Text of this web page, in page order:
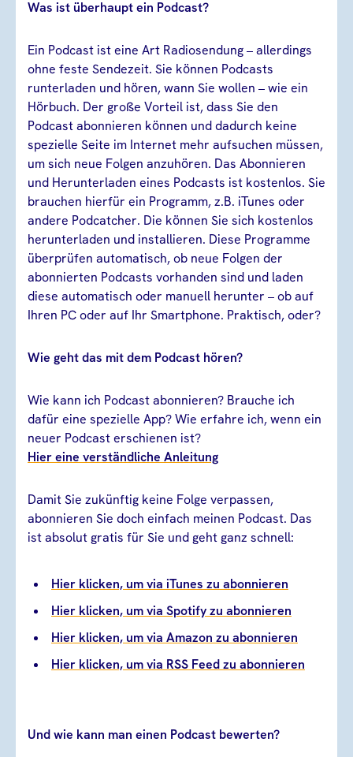
Was ist überhaupt ein Podcast?
Ein Podcast ist eine Art Radiosendung – allerdings
ohne feste Sendezeit. Sie können Podcasts
runterladen und hören, wann Sie wollen – wie ein
Hörbuch. Der große Vorteil ist, dass Sie den
Podcast abonnieren können und dadurch keine
spezielle Seite im Internet mehr aufsuchen müssen,
um sich neue Folgen anzuhören. Das Abonnieren
und Herunterladen eines Podcasts ist kostenlos. Sie
brauchen hierfür ein Programm, z.B. iTunes oder
andere Podcatcher. Die können Sie sich kostenlos
herunterladen und installieren. Diese Programme
überprüfen automatisch, ob neue Folgen der
abonnierten Podcasts vorhanden sind und laden
diese automatisch oder manuell herunter – ob auf
Ihren PC oder auf Ihr Smartphone. Praktisch, oder?
Wie geht das mit dem Podcast hören?
Wie kann ich Podcast abonnieren? Brauche ich
dafür eine spezielle App? Wie erfahre ich, wenn ein
neuer Podcast erschienen ist?
Hier eine verständliche Anleitung
Damit Sie zukünftig keine Folge verpassen,
abonnieren Sie doch einfach meinen Podcast. Das
ist absolut gratis für Sie und geht ganz schnell:
Hier klicken, um via iTunes zu abonnieren
Hier klicken, um via Spotify zu abonnieren
Hier klicken, um via Amazon zu abonnieren
Hier klicken, um via RSS Feed zu abonnieren
Und wie kann man einen Podcast bewerten?